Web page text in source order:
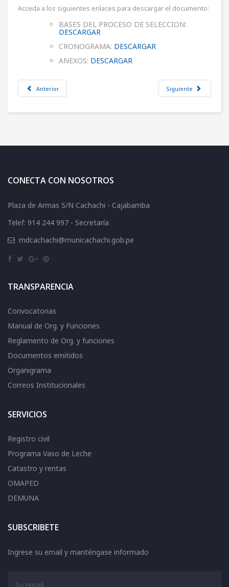
Acceda a los siguientes enlaces para descargar el documento:
BASES DEL PROCESO DE SELECCION:
DESCARGAR
CRONOGRAMA: DESCARGAR
ANEXOS: DESCARGAR
Anterior Siguiente
CONECTA CON NOSOTROS
Plaza de Armas S/N Cachachi - Cajabamba
Telef: 914 244 997 - Secretaría
mdcachachi@municachachi.gob.pe
TRANSPARENCIA
Convocatorias
Manual de Org. y Funciones
Reglamento de Org. y funciones
Documentos emitidos
Organigrama
Correos Institucionales
SERVICIOS
Registro civil
Programa Vaso de Leche
Catastro y rentas
OMAPED
DEMUNA
SUBSCRIBETE
Ingrese su email y manténgase informado